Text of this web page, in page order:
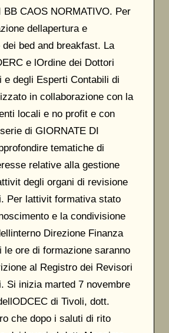
BB CAOS NORMATIVO. Per
dellapertura e
bed and breakfast. La
e lOrdine dei Dottori
e degli Esperti Contabili di
in collaborazione con la
locali e no profit e con
di GIORNATE DI
tematiche di
relative alla gestione
degli organi di revisione
Per lattivit formativa stato
e la condivisione
Direzione Finanza
le ore di formazione saranno
al Registro dei Revisori
Si inizia marted 7 novembre
di Tivoli, dott.
che dopo i saluti di rito